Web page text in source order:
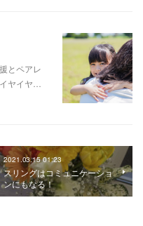
とペアレ
ヤイヤ…
2021.03.15 01:23
スリングはコミュニケーショ
ンにもなる！